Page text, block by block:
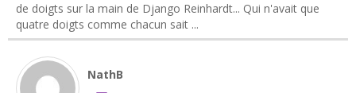
de doigts sur la main de Django Reinhardt... Qui n'avait que
quatre doigts comme chacun sait ...
NathB